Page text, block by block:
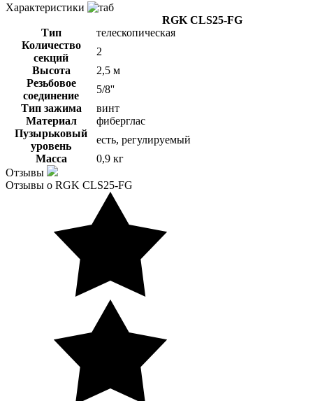
Характеристики
RGK CLS25-FG
Тип
телескопическая
Количество
секций
2
Высота
2,5 м
Резьбовое
соединение
5/8''
Тип зажима
винт
Материал
фиберглас
Пузырьковый
уровень
есть, регулируемый
Масса
0,9 кг
Отзывы
Отзывы о RGK CLS25-FG